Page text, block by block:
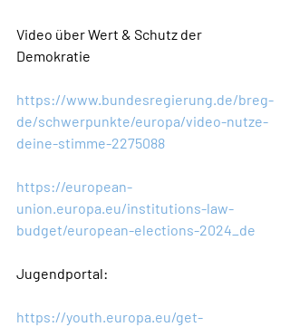
Video über Wert & Schutz der
Demokratie
https://www.bundesregierung.de/breg-
de/schwerpunkte/europa/video-nutze-
deine-stimme-2275088
https://european-
union.europa.eu/institutions-law-
budget/european-elections-2024_de
Jugendportal:
https://youth.europa.eu/get-